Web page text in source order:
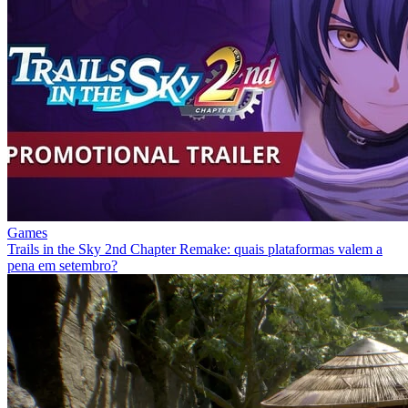
Games
Trails in the Sky 2nd Chapter Remake: quais plataformas valem a
pena em setembro?